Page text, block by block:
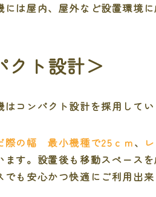
には屋内、屋外など設置環境
クト設計＞
コンパクト設計を採用してい
際の幅 最小機種で25ｃｍ、
ます。設置後も移動スペース
も安心かつ快適にご利用出来